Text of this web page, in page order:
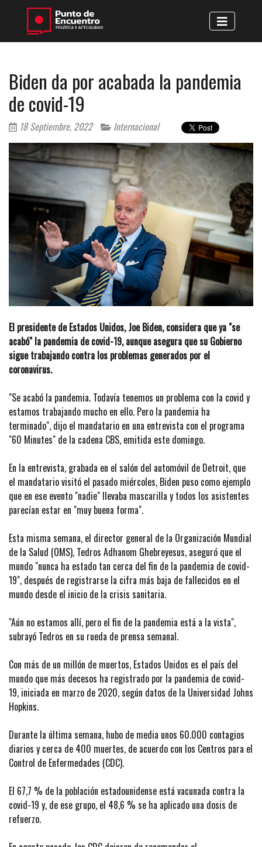
Biden da por acabada la pandemia
de covid-19
18 Septiembre, 2022 Internacional
El presidente de Estados Unidos, Joe Biden, considera que ya "se
acabó" la pandemia de covid-19, aunque asegura que su Gobierno
sigue trabajando contra los problemas generados por el
coronavirus.
"Se acabó la pandemia. Todavía tenemos un problema con la covid y
estamos trabajando mucho en ello. Pero la pandemia ha
terminado", dijo el mandatario en una entrevista con el programa
"60 Minutes" de la cadena CBS, emitida este domingo.
En la entrevista, grabada en el salón del automóvil de Detroit, que
el mandatario visitó el pasado miércoles, Biden puso como ejemplo
que en ese evento "nadie" llevaba mascarilla y todos los asistentes
parecían estar en "muy buena forma".
Esta misma semana, el director general de la Organización Mundial
de la Salud (OMS), Tedros Adhanom Ghebreyesus, aseguró que el
mundo "nunca ha estado tan cerca del fin de la pandemia de covid-
19", después de registrarse la cifra más baja de fallecidos en el
mundo desde el inicio de la crisis sanitaria.
"Aún no estamos allí, pero el fin de la pandemia está a la vista",
subrayó Tedros en su rueda de prensa semanal.
Con más de un millón de muertos, Estados Unidos es el país del
mundo que más decesos ha registrado por la pandemia de covid-
19, iniciada en marzo de 2020, según datos de la Universidad Johns
Hopkins.
Durante la última semana, hubo de media unos 60.000 contagios
diarios y cerca de 400 muertes, de acuerdo con los Centros para el
Control de Enfermedades (CDC).
El 67,7 % de la población estadounidense está vacunada contra la
covid-19 y, de ese grupo, el 48,6 % se ha aplicado una dosis de
refuerzo.